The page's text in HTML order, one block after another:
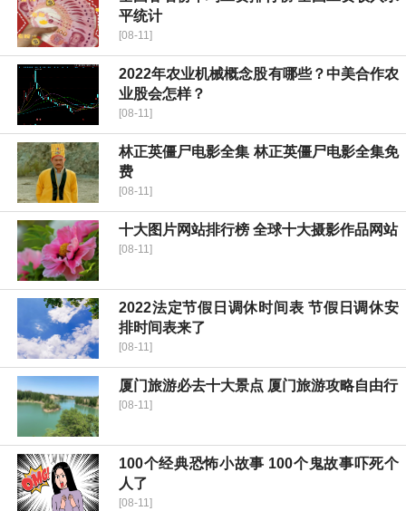
平统计
[08-11]
2022年农业机械概念股有哪些？中美合作农
业股会怎样？
[08-11]
林正英僵尸电影全集 林正英僵尸电影全集免
费
[08-11]
十大图片网站排行榜 全球十大摄影作品网站
[08-11]
2022法定节假日调休时间表 节假日调休安
排时间表来了
[08-11]
厦门旅游必去十大景点 厦门旅游攻略自由行
[08-11]
100个经典恐怖小故事 100个鬼故事吓死个
人了
[08-11]